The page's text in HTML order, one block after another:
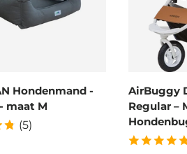
Hondenmand -
maat M
(5)
AirBuggy
Regular –